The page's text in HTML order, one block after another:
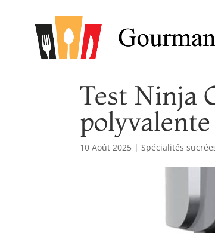
Test Ninja
10 Août 2025 |Spécialités